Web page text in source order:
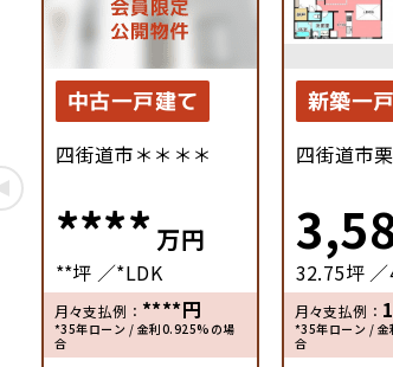
中古一戸建て
四街道市＊＊＊＊
**** 万円
**坪 *LDK
月々支払例： ****円
*35年ローン / 金利0.925%の場
合
新築一
四街道市
32.75坪
月々支払例：
*35年ローン /
合